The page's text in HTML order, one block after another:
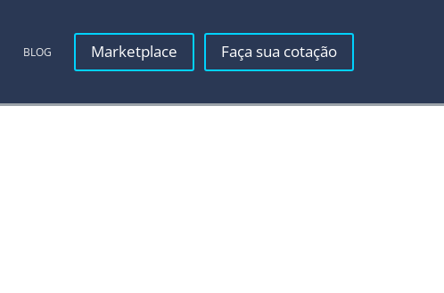
BLOG Marketplace Faça sua cotação